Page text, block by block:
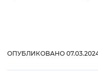
ОПУБЛИКОВАНО 07.03.2024